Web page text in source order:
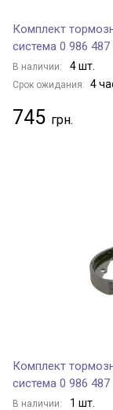
Комплект
система 0 986 487
В наличии: 4 шт.
Срок ожидания: 4
745
Комплект
система 0 986 487
В наличии: 1 шт.